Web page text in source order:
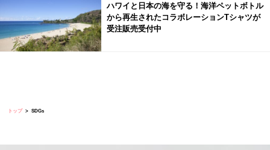
ハワイと日本の海を守る！海洋ペットボトル
から再生されたコラボレーションTシャツが
受注販売受付中
トップ SDGs